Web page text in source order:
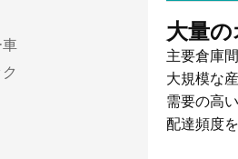
車
大量
主要倉庫
大規模な
需要の高
配達頻度